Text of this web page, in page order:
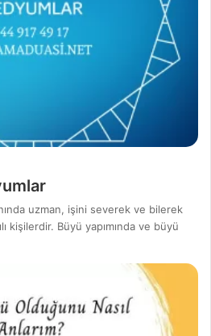
uzman, işini severek ve bilerek
kişilerdir. Büyü yapımında ve büyü